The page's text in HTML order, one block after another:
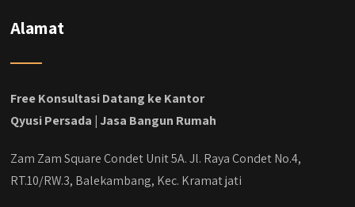
Alamat
Free Konsultasi Datang ke Kantor
Qyusi Persada | Jasa Bangun Rumah
Zam Zam Square Condet Unit 5A. Jl. Raya Condet No.4,
RT.10/RW.3, Balekambang, Kec. Kramat jati